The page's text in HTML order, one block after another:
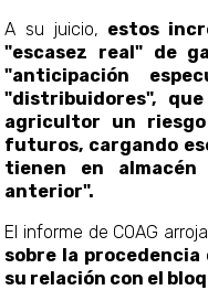
A su juicio, estos
"escasez real" de
"anticipación
"distribuidores",
agricultor un
futuros, cargando
tienen en
anterior".
El informe de COAG
sobre la procedencia
su relación con el